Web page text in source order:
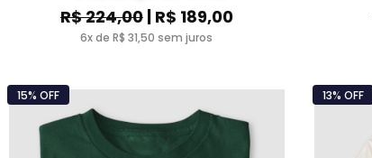
R$ 224,00| R$ 189,00
6x de R$ 31,50 sem juros
15% OFF 13% OFF